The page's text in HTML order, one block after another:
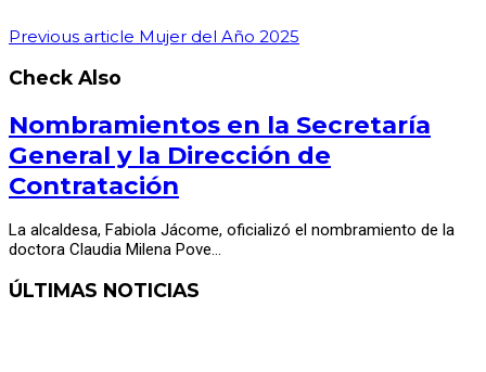
Previous article Mujer del Año 2025
Check Also
Nombramientos en la Secretaría
General y la Dirección de
Contratación
La alcaldesa, Fabiola Jácome, oficializó el nombramiento de la
doctora Claudia Milena Pove…
ÚLTIMAS NOTICIAS